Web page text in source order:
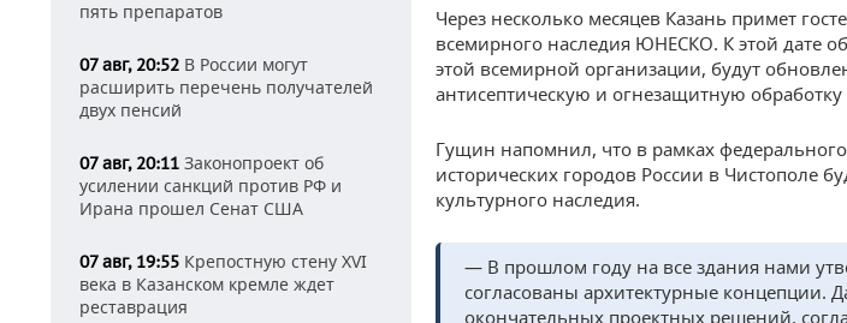
пять препаратов
07 авг, 20:52 В России могут
расширить перечень получателей
двух пенсий
07 авг, 20:11 Законопроект об
усилении санкций против РФ и
Ирана прошел Сенат США
07 авг, 19:55 Крепостную стену XVI
века в Казанском кремле ждет
реставрация
Через несколько месяцев Казань примет
всемирного наследия ЮНЕСКО. К этой дате
этой всемирной организации, будут
антисептическую и огнезащитную
Гущин напомнил, что в рамках
исторических городов России в Чистополе
культурного наследия.
— В прошлом году на все здания нами
согласованы архитектурные концепции.
окончательных проектных решений,